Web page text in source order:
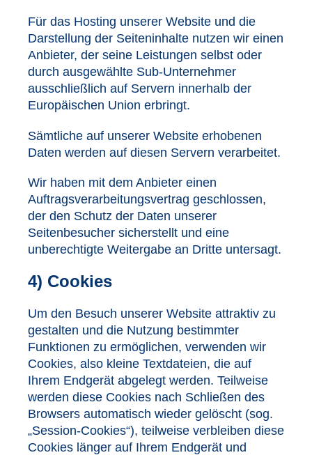
Für das Hosting unserer Website und die
Darstellung der Seiteninhalte nutzen wir einen
Anbieter, der seine Leistungen selbst oder
durch ausgewählte Sub-Unternehmer
ausschließlich auf Servern innerhalb der
Europäischen Union erbringt.
Sämtliche auf unserer Website erhobenen
Daten werden auf diesen Servern verarbeitet.
Wir haben mit dem Anbieter einen
Auftragsverarbeitungsvertrag geschlossen,
der den Schutz der Daten unserer
Seitenbesucher sicherstellt und eine
unberechtigte Weitergabe an Dritte untersagt.
4) Cookies
Um den Besuch unserer Website attraktiv zu
gestalten und die Nutzung bestimmter
Funktionen zu ermöglichen, verwenden wir
Cookies, also kleine Textdateien, die auf
Ihrem Endgerät abgelegt werden. Teilweise
werden diese Cookies nach Schließen des
Browsers automatisch wieder gelöscht (sog.
„Session-Cookies“), teilweise verbleiben diese
Cookies länger auf Ihrem Endgerät und